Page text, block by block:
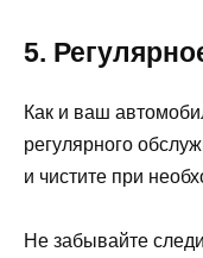
5.
Как и ваш
регулярного
и чистите при
Не забывайте